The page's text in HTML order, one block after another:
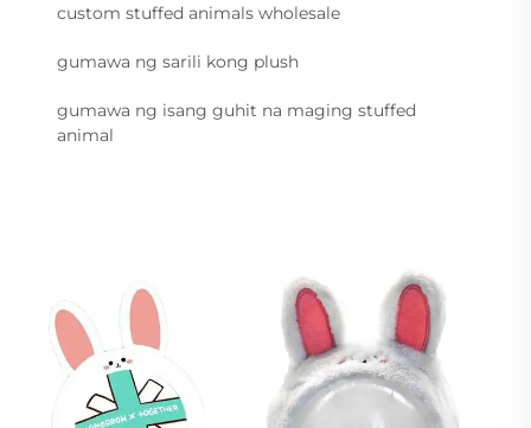
custom stuffed animals wholesale
gumawa ng sarili kong plush
gumawa ng isang guhit na maging stuffed
animal